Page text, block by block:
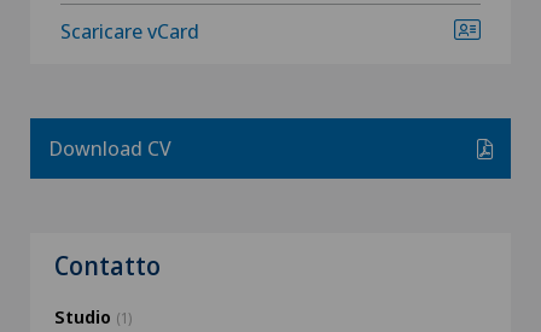
Scaricare vCard
Download CV
Contatto
Studio (1)